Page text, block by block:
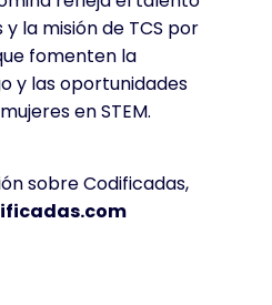
la misión de TCS por
fomenten la
y las oportunidades
en STEM.
sobre Codificadas,